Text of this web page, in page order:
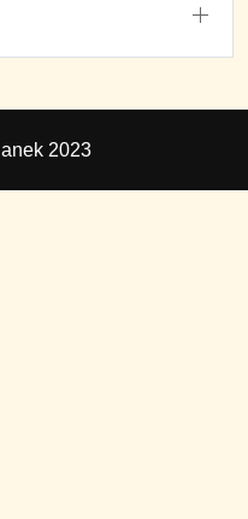
2023